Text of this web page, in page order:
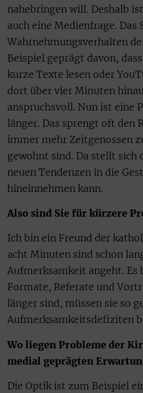
nahebringen will. Deshalb
auch eine Medienfrage. Das
Wahrnehmungsverhalten
Beispiel geprägt davon,
kurze Texte lesen oder
dort über vier Minuten
anspruchsvoll. Nun ist eine
länger. Das sprengt oft den
immer mehr Zeitgenossen
gewohnt sind. Da stellt sich
neuen Tendenzen in die
hineinnehmen kann.
Also sind Sie für kürzere
Ich bin ein Freund der
acht Minuten sind schon
Aufmerksamkeit angeht. Es
Formate, Referate und
länger sind, müssen sie so
Aufmerksamkeitsdefiziten
Wo liegen Probleme der
medial geprägten
Die Optik ist zum Beispiel